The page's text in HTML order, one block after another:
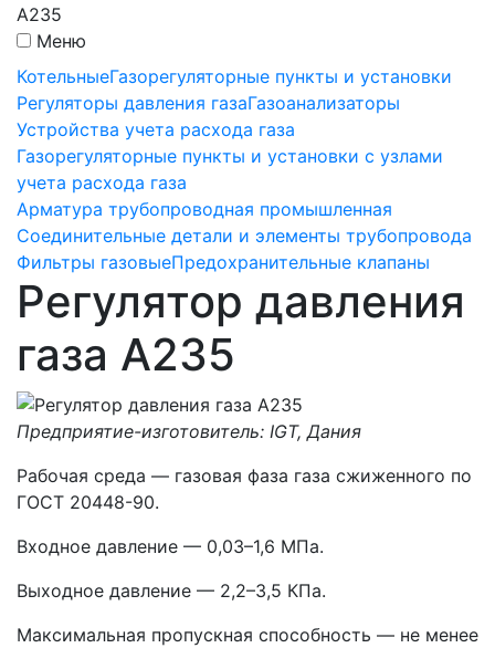
A235
Меню
КотельныеГазорегуляторные пункты и установки
Регуляторы давления газаГазоанализаторы
Устройства учета расхода газа
Газорегуляторные пункты и установки с узлами
учета расхода газа
Арматура трубопроводная промышленная
Соединительные детали и элементы трубопровода
Фильтры газовыеПредохранительные клапаны
Регулятор давления
газа A235
Предприятие-изготовитель: IGT, Дания
Рабочая среда — газовая фаза газа сжиженного по
ГОСТ 20448-90.
Входное давление — 0,03–1,6 МПа.
Выходное давление — 2,2–3,5 КПа.
Максимальная пропускная способность — не менее